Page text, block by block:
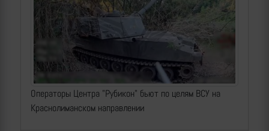
Операторы Центра "Рубикон" бьют по целям ВСУ на
Краснолиманском направлении